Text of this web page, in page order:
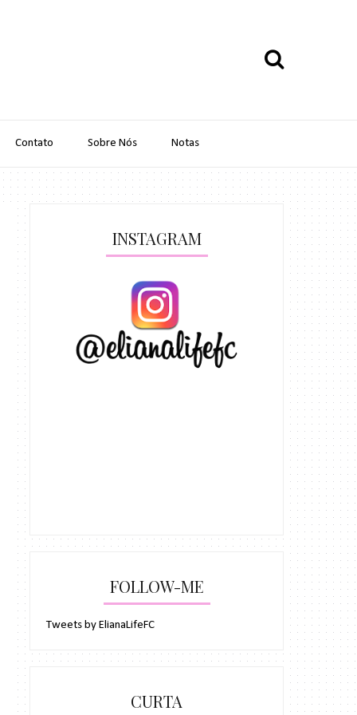
Contato Sobre Nós Notas
INSTAGRAM
FOLLOW-ME
Tweets by ElianaLifeFC
CURTA